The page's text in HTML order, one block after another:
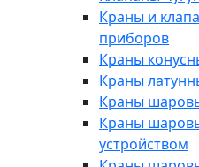
Краны и
приборов
Краны
Краны
Краны
Краны
устройством